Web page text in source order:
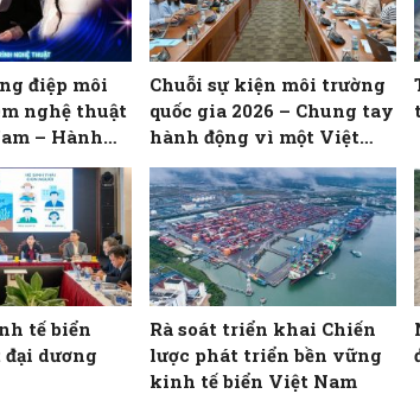
điệp môi
nghệ thuật
– Hành
xanh”
Chuỗi sự kiện môi trường
quốc gia 2026 – Chung tay
hành động vì một Việt
Nam xanh
tế biển
dương
Rà soát triển khai Chiến
lược phát triển bền vững
kinh tế biển Việt Nam